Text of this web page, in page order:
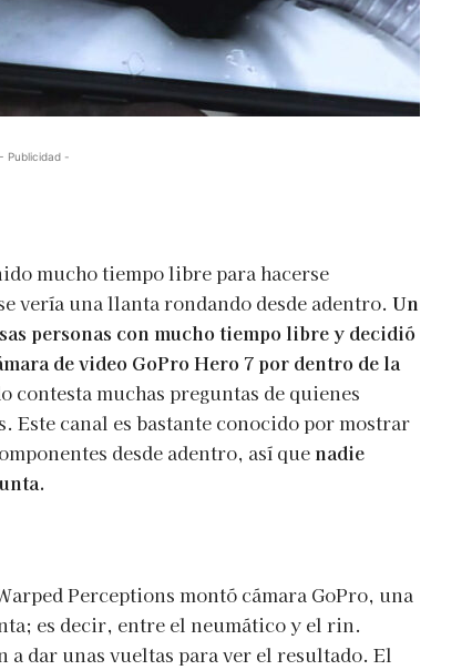
- Publicidad -
mucho tiempo libre para hacerse
vería una llanta rondando desde adentro. Un
personas con mucho tiempo libre y decidió
de video GoPro Hero 7 por dentro de la
contesta muchas preguntas de quienes
Este canal es bastante conocido por mostrar
desde adentro, así que nadie
Perceptions montó cámara GoPro, una
es decir, entre el neumático y el rin.
dar unas vueltas para ver el resultado. El